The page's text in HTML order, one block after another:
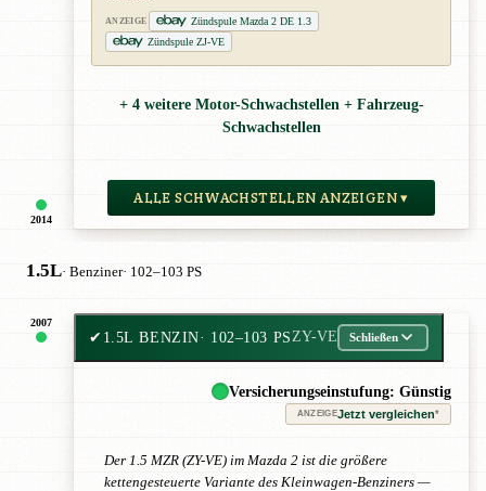
2014
ANZEIGE
Zündspule Mazda 2 DE 1.3
Zündspule ZJ-VE
+ 4 weitere Motor-Schwachstellen + Fahrzeug-
Schwachstellen
ALLE SCHWACHSTELLEN ANZEIGEN ▾
1.5L· Benziner· 102–103 PS
2007
✔ 1.5L BENZIN· 102–103 PSZY-VE Schließen
Versicherungseinstufung: Günstig
ANZEIGEJetzt vergleichen*
Der 1.5 MZR (ZY-VE) im Mazda 2 ist die größere
kettengesteuerte Variante des Kleinwagen-Benziners —